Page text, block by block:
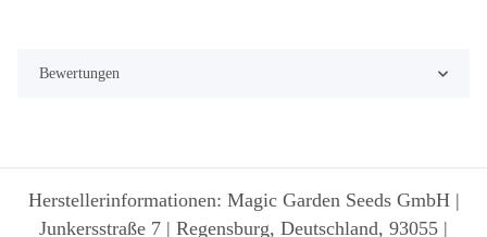
Bewertungen
Herstellerinformationen: Magic Garden Seeds GmbH |
Junkersstraße 7 | Regensburg, Deutschland, 93055 |